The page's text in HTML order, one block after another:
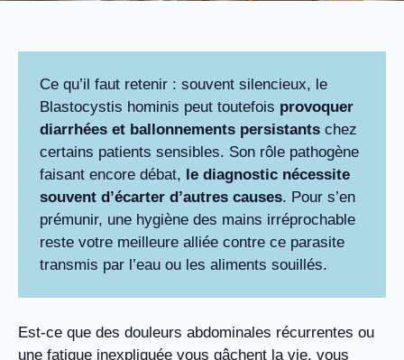
Ce qu’il faut retenir : souvent silencieux, le
Blastocystis hominis peut toutefois provoquer
diarrhées et ballonnements persistants chez
certains patients sensibles. Son rôle pathogène
faisant encore débat, le diagnostic nécessite
souvent d’écarter d’autres causes. Pour s’en
prémunir, une hygiène des mains irréprochable
reste votre meilleure alliée contre ce parasite
transmis par l’eau ou les aliments souillés.
Est-ce que des douleurs abdominales récurrentes ou
une fatigue inexpliquée vous gâchent la vie, vous